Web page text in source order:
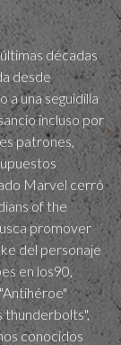
décadas
desde
a una seguidilla
incluso por
patrones,
Marvel cerró
of the
promover
del personaje
en los90,
thunderbolts",
conocidos